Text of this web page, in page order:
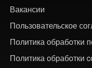
Вакансии
Пользовательское
Политика обработки
Политика обработки